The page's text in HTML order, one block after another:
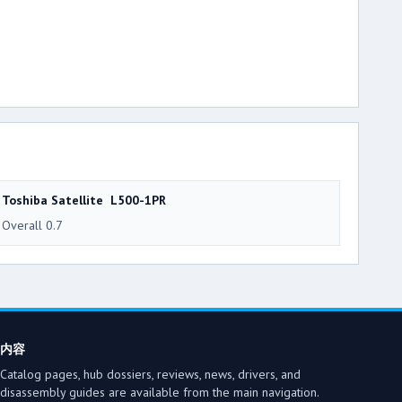
Toshiba Satellite L500-1PR
Overall 0.7
内容
Catalog pages, hub dossiers, reviews, news, drivers, and
disassembly guides are available from the main navigation.